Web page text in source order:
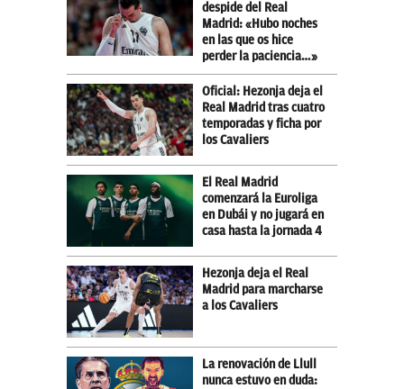
despide del Real
Madrid: «Hubo noches
en las que os hice
perder la paciencia…»
Oficial: Hezonja deja el
Real Madrid tras cuatro
temporadas y ficha por
los Cavaliers
El Real Madrid
comenzará la Euroliga
en Dubái y no jugará en
casa hasta la jornada 4
Hezonja deja el Real
Madrid para marcharse
a los Cavaliers
La renovación de Llull
nunca estuvo en duda: